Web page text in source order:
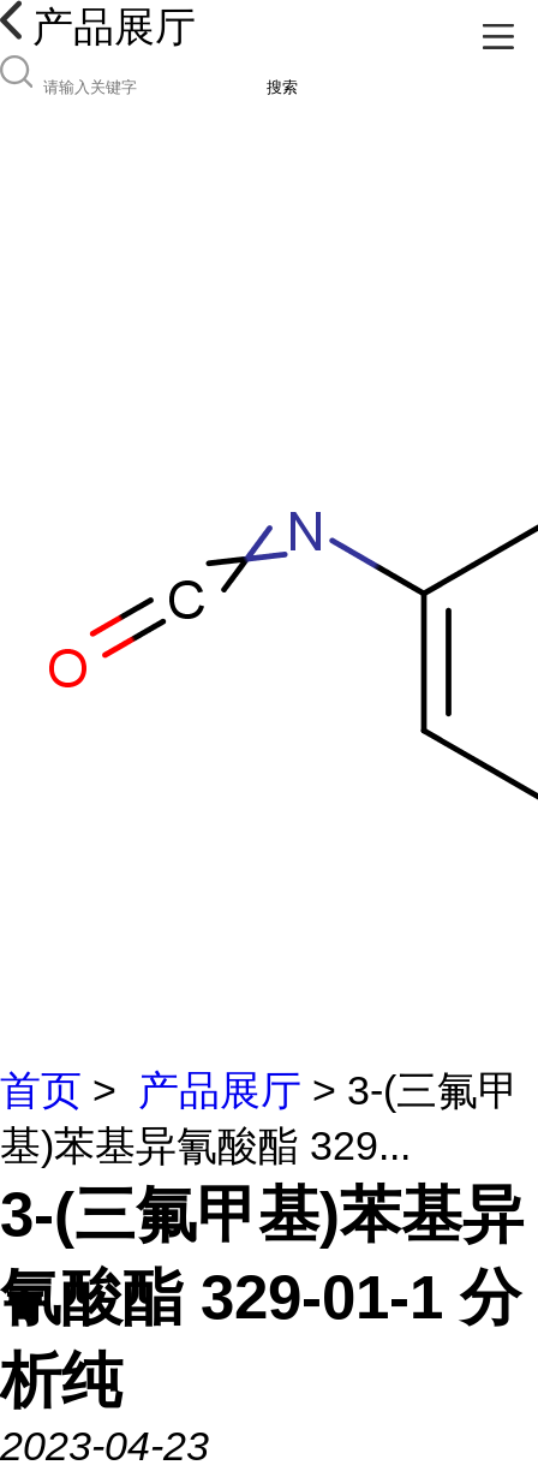
产品展厅
搜索
首页 > 产品展厅 > 3-(三氟甲
基)苯基异氰酸酯 329...
3-(三氟甲基)苯基异
氰酸酯 329-01-1 分
析纯
2023-04-23